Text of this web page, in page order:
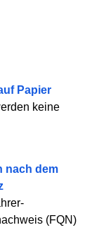
Papier
keine
nach dem
(FQN)